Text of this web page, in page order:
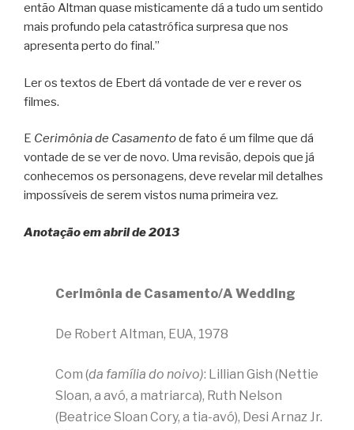
então Altman quase misticamente dá a tudo um sentido
mais profundo pela catastrófica surpresa que nos
apresenta perto do final.”
Ler os textos de Ebert dá vontade de ver e rever os
filmes.
E Cerimônia de Casamentode fato é um filme que dá
vontade de se ver de novo. Uma revisão, depois que já
conhecemos os personagens, deve revelar mil detalhes
impossíveis de serem vistos numa primeira vez.
Anotação em abril de 2013
Cerimônia de Casamento/A Wedding
De Robert Altman, EUA, 1978
Com (da família do noivo): Lillian Gish (Nettie
Sloan, a avó, a matriarca), Ruth Nelson
(Beatrice Sloan Cory, a tia-avó), Desi Arnaz Jr.